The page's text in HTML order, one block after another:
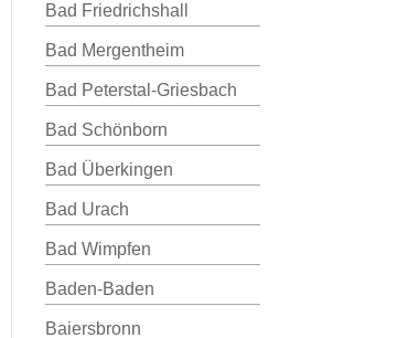
Bad Friedrichshall
Bad Mergentheim
Bad Peterstal-Griesbach
Bad Schönborn
Bad Überkingen
Bad Urach
Bad Wimpfen
Baden-Baden
Baiersbronn